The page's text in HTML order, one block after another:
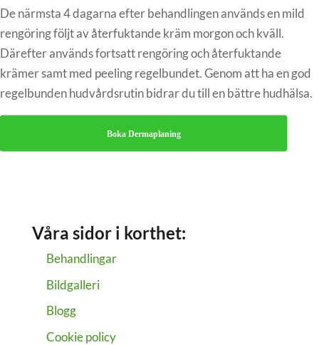
De närmsta 4 dagarna efter behandlingen används en mild
rengöring följt av återfuktande kräm morgon och kväll.
Därefter används fortsatt rengöring och återfuktande
krämer samt med peeling regelbundet. Genom att ha en god
regelbunden hudvårdsrutin bidrar du till en bättre hudhälsa.
Boka Dermaplaning
Våra sidor i korthet:
Behandlingar
Bildgalleri
Blogg
Cookie policy